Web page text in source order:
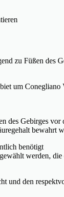
zu Füßen
um
des Gebirges
bewahrt
benötigt
werden,
und den